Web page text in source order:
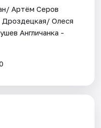
Артём Серов
Дроздецкая/ Олеся
Англичанка -